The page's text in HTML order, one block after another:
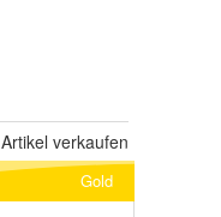
Artikel verkaufen
Gold